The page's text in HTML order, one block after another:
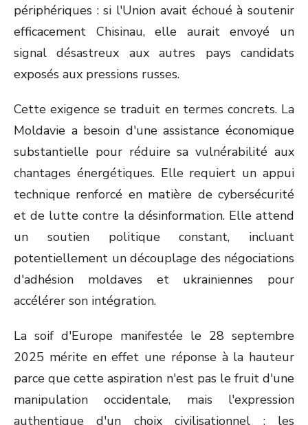
périphériques : si l'Union avait échoué à soutenir
efficacement Chisinau, elle aurait envoyé un
signal désastreux aux autres pays candidats
exposés aux pressions russes.
Cette exigence se traduit en termes concrets. La
Moldavie a besoin d'une assistance économique
substantielle pour réduire sa vulnérabilité aux
chantages énergétiques. Elle requiert un appui
technique renforcé en matière de cybersécurité
et de lutte contre la désinformation. Elle attend
un soutien politique constant, incluant
potentiellement un découplage des négociations
d'adhésion moldaves et ukrainiennes pour
accélérer son intégration.
La soif d'Europe manifestée le 28 septembre
2025 mérite en effet une réponse à la hauteur
parce que cette aspiration n'est pas le fruit d'une
manipulation occidentale, mais l'expression
authentique d'un choix civilisationnel : les